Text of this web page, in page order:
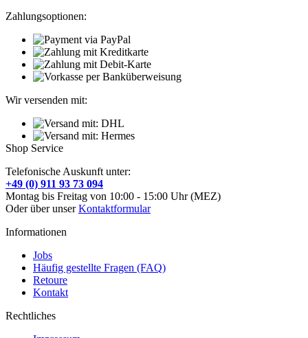
Zahlungsoptionen:
Wir versenden mit:
Shop Service
Telefonische Auskunft unter:
+49 (0) 911 93 73 094
Montag bis Freitag von 10:00 - 15:00 Uhr (MEZ)
Oder über unserKontaktformular
Informationen
Jobs
Häufig gestellte Fragen (FAQ)
Retoure
Kontakt
Rechtliches